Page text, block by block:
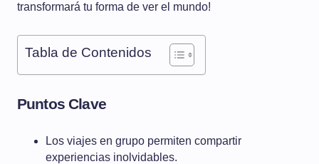
transformará tu forma de ver el mundo!
Tabla de Contenidos
Puntos Clave
Los viajes en grupo permiten compartir
experiencias inolvidables.